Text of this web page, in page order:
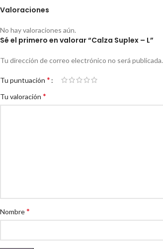
Valoraciones
No hay valoraciones aún.
Sé el primero en valorar “Calza Suplex – L”
Tu dirección de correo electrónico no será publicada.
Tu puntuación *
Tu valoración *
Nombre*